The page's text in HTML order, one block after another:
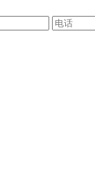
京